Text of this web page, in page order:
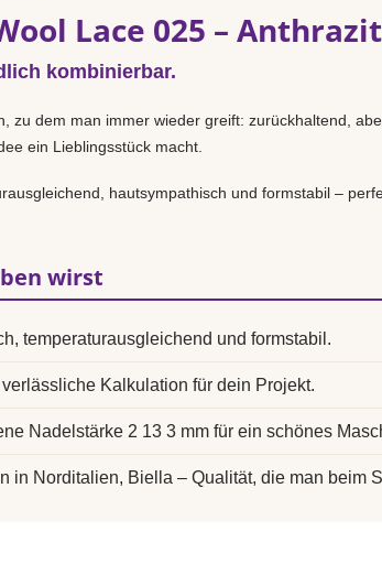
Lace 025 – Anthrazit
kombinierbar.
zu dem man immer wieder greift: zurückhaltend,
ein Lieblingsstück macht.
hautsympathisch und formstabil –
wirst
temperaturausgleichend und formstabil.
Kalkulation für dein Projekt.
Nadelstärke 2 13 3 mm für ein schönes
in Norditalien, Biella – Qualität, die man beim